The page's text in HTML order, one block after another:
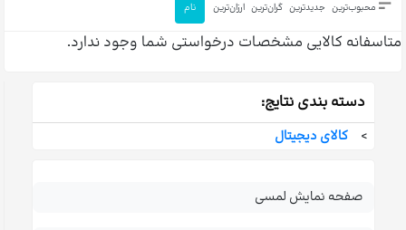
محبوب‌ترین جدیدترین گران‌ترین ارزان‌ترین نام
متاسفانه کالایی مشخصات درخواستی شما وجود ندارد.
دسته بندی نتایج:
>
کالای دیجیتال
صفحه نمایش لمسی